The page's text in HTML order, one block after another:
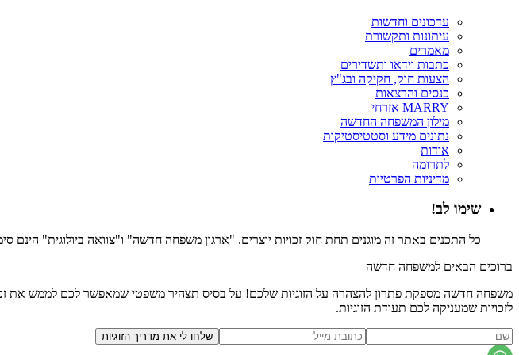
עדכונים וחדשות
עיתונות ותקשורת
מאמרים
כתבות וידאו ותשדירים
הצעות חוק, חקיקה ובג"ץ
כנסים והרצאות
MARRY אזרחי
מילון המשפחה החדשה
נתונים מידע וסטטיסטיקות
אודות
לתרומה
מדיניות הפרטיות
שימו לב!
כל התכנים באתר זה מוגנים תחת חוק זכויות יוצרים. "ארגון משפחה חדשה" ו"צוואה ביולוגית"
ברוכים הבאים למשפחה חדשה
משפחה חדשה מספקת פתרון להצהרה על הזוגיות שלכם! על בסיס תצהיר משפטי שמאפשר לכם לממש את
לזכויות שמעניקה לכם תעודת הזוגיות.